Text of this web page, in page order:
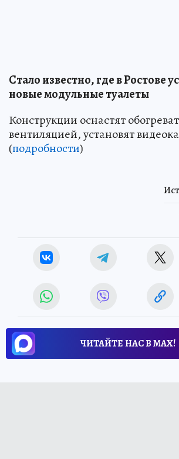
Стало известно, где в Ростове
новые модульные туалеты
Конструкции оснастят
вентиляцией, установят
(подробности)
ЧИТАЙТЕ НАС В МАХ!